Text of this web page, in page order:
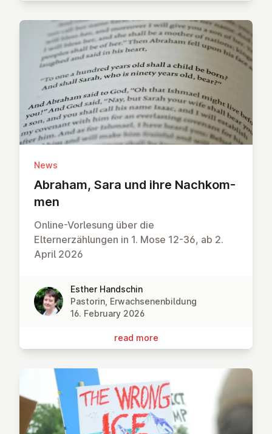
News
Abraham, Sara und ihre Nach­kom­
men
Online-Vorlesung über die
Elternerzählungen in 1. Mose 12-36, ab 2.
April 2026
Esther Handschin
Pastorin, Erwachsenenbildung
16. February 2026
read more